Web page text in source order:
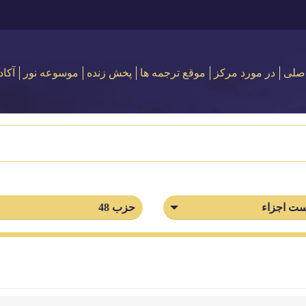
در مورد مركز موقع ترجمه ها پخش زنده موسوعه نور
اجزاء حزب 48